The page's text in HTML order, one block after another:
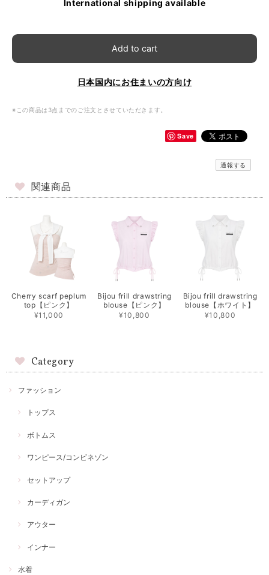
International shipping available
Add to cart
日本国内にお住まいの方向け
※この商品は3点までのご注文とさせていただきます。
Save
通報する
関連商品
Cherry scarf peplum
top【ピンク】
¥11,000
Bijou frill drawstring
blouse【ピンク】
¥10,800
Bijou frill drawstring
blouse【ホワイト】
¥10,800
Category
ファッション
トップス
ボトムス
ワンピース/コンビネゾン
セットアップ
カーディガン
アウター
インナー
水着